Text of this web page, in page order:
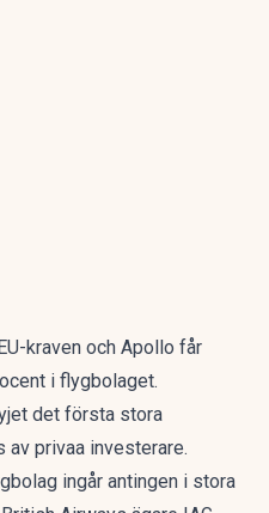
kraven och Apollo får
i flygbolaget.
det första stora
privaa investerare.
ingår antingen i stora